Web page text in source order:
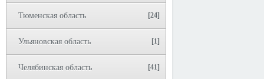
Тюменская область [24]
Ульяновская область [1]
Челябинская область [41]